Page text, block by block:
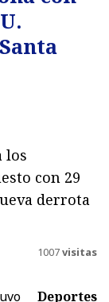
los
con 29
derrota
1007visitas
Deportes